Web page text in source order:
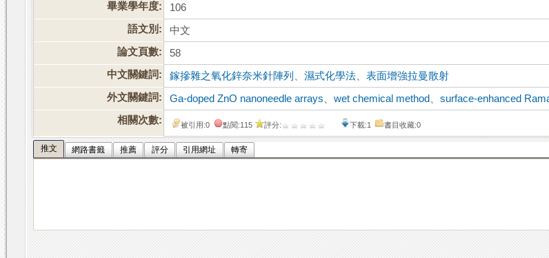
畢業學年度:
106
語文別:
中文
論文頁數:
58
中文關鍵詞:
鎵摻雜之氧化鋅奈米針陣列 、濕式化學法 、表面增強拉曼散射
外文關鍵詞:
Ga-doped ZnO nanoneedle arrays 、wet chemical method 、surface-enhanced
相關次數:
被引用:0 點閱:115 評分: 下載:1 書目收藏:0
推文 網路書籤 推薦 評分 引用網址 轉寄